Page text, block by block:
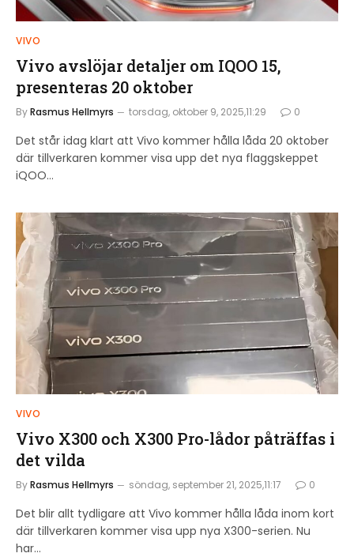
VIVO
Vivo avslöjar detaljer om IQOO 15,
presenteras 20 oktober
ByRasmus Hellmyrs torsdag, oktober 9, 2025,11:29 0
Det står idag klart att Vivo kommer hålla låda 20 oktober
där tillverkaren kommer visa upp det nya flaggskeppet
iQOO…
VIVO
Vivo X300 och X300 Pro-lådor påträffas i
det vilda
ByRasmus Hellmyrs söndag, september 21, 2025,11:17 0
Det blir allt tydligare att Vivo kommer hålla låda inom kort
där tillverkaren kommer visa upp nya X300-serien. Nu
har…